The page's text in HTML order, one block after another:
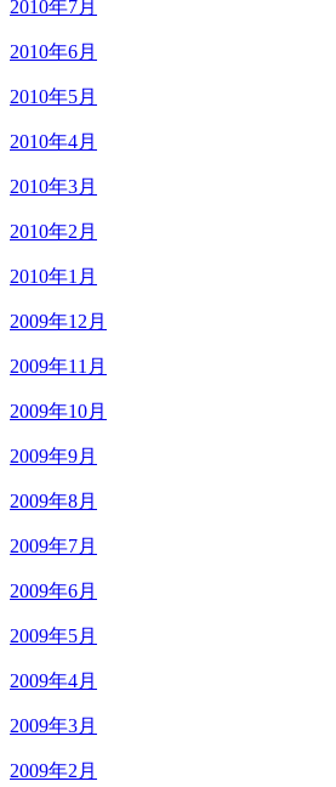
2010年7月
2010年6月
2010年5月
2010年4月
2010年3月
2010年2月
2010年1月
2009年12月
2009年11月
2009年10月
2009年9月
2009年8月
2009年7月
2009年6月
2009年5月
2009年4月
2009年3月
2009年2月